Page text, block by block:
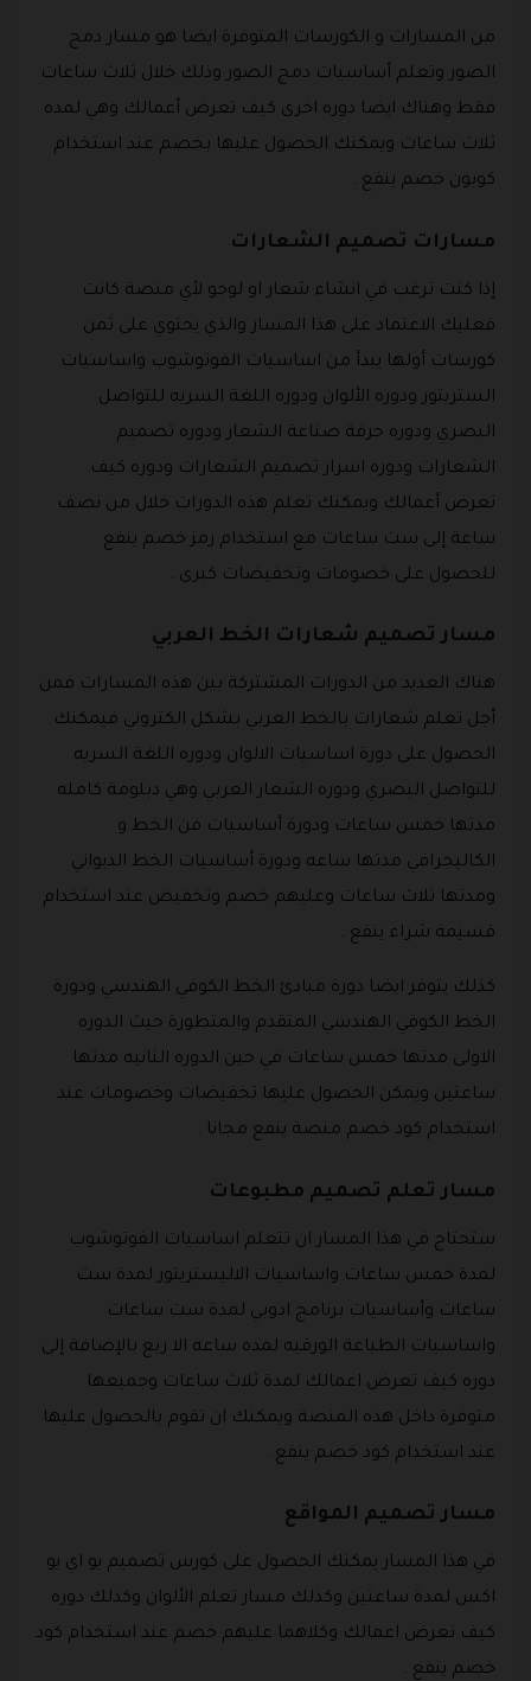
من المسارات و الكورسات المتوفرة ايضا هو مسار دمج
الصور وتعلم أساسيات دمج الصور وذلك خلال ثلاث ساعات
فقط وهناك ايضا دوره اخرى كيف تعرض أعمالك وهي لمده
ثلاث ساعات ويمكنك الحصول عليها بخصم عند استخدام
كوبون خصم ينفع .
مسارات تصميم الشعارات
إذا كنت ترغب في انشاء شعار او لوجو لأي منصة كانت
فعليك الاعتماد على هذا المسار والذي يحتوي على ثمن
كورسات أولها يبدأ من اساسيات الفوتوشوب واساسيات
الستريتور ودوره الألوان ودوره اللغة السريه للتواصل
البصري ودوره حرفة صناعة الشعار ودوره تصميم
الشعارات ودوره اسرار تصميم الشعارات ودوره كيف
تعرض أعمالك ويمكنك تعلم هذه الدورات خلال من نصف
ساعة إلى ست ساعات مع استخدام رمز خصم ينفع
للحصول على خصومات وتخفيضات كبرى .
مسار تصميم شعارات الخط العربي
هناك العديد من الدورات المشتركة بين هذه المسارات فمن
أجل تعلم شعارات بالخط العربي بشكل الكتروني فيمكنك
الحصول على دورة اساسيات الالوان ودوره اللغة السريه
للتواصل البصري ودوره الشعار العربي وهي دبلومة كامله
مدتها خمس ساعات ودورة أساسيات فن الخط و
الكاليجرافي مدتها ساعه ودورة أساسيات الخط الديواني
ومدتها ثلاث ساعات وعليهم خصم وتخفيض عند استخدام
قسيمة شراء ينفع .
كذلك يتوفر ايضا دورة مبادئ الخط الكوفي الهندسي ودورة
الخط الكوفي الهندسي المتقدم والمتطورة حيث الدوره
الاولى مدتها خمس ساعات في حين الدوره الثانيه مدتها
ساعتين ويمكن الحصول عليها تخفيضات وخصومات عند
استخدام كود خصم منصة ينفع مجانا .
مسار تعلم تصميم مطبوعات
ستحتاج في هذا المسار ان تتعلم اساسيات الفوتوشوب
لمدة خمس ساعات واساسيات الاليستريتور لمدة ست
ساعات وأساسيات برنامج ادوبي لمدة ست ساعات
واساسيات الطباعة الورقيه لمده ساعه الا ربع بالإضافة إلى
دوره كيف تعرض اعمالك لمدة ثلاث ساعات وجميعها
متوفرة داخل هذه المنصة ويمكنك ان تقوم بالحصول عليها
عند استخدام كود خصم ينفع .
مسار تصميم المواقع
في هذا المسار يمكنك الحصول على كورس تصميم يو اي يو
اكس لمدة ساعتين وكذلك مسار تعلم الألوان وكذلك دوره
كيف تعرض اعمالك وكلاهما عليهم خصم عند استخدام كود
خصم ينفع .